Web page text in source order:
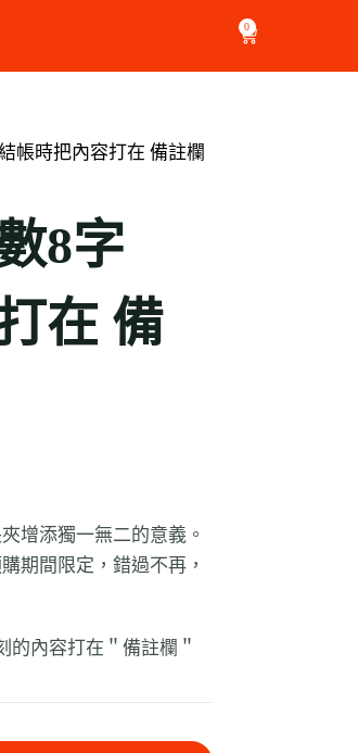
0
帳時把內容打在 備註欄
8字
在 備
增添獨一無二的意義。
期間限定，錯過不再，
的內容打在＂備註欄＂